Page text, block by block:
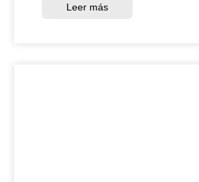
Leer más